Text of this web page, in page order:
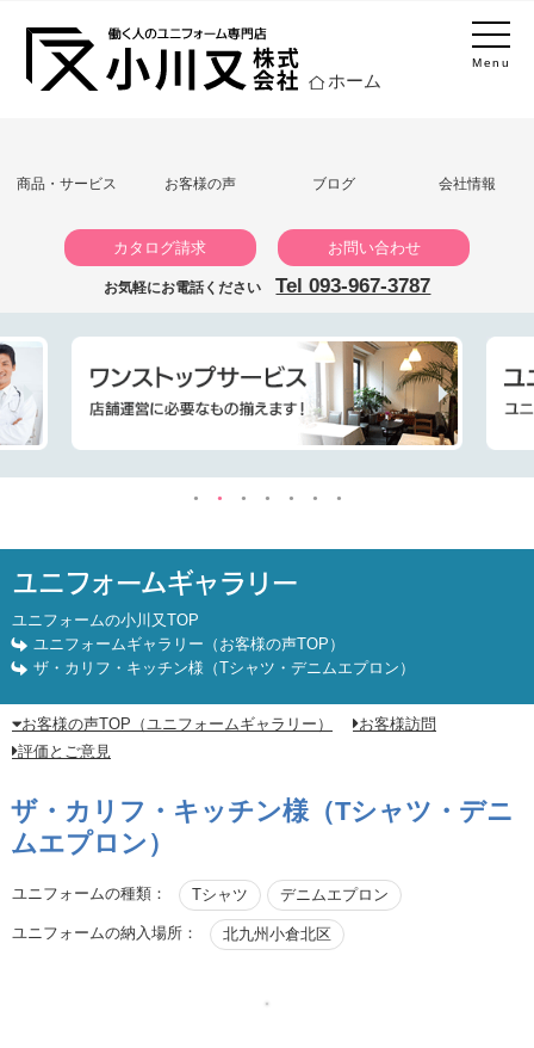
Menu
ホーム
商品・サービス お客様の声 ブログ 会社情報
カタログ請求 お問い合わせ
お気軽にお電話ください Tel 093-967-3787
ユニフォームギャラリー
ユニフォームの小川又TOP
ユニフォームギャラリー（お客様の声TOP）
ザ・カリフ・キッチン様（Tシャツ・デニムエプロン）
お客様の声TOP（ユニフォームギャラリー）
お客様訪問
評価とご意見
ザ・カリフ・キッチン様（Tシャツ・デニ
ムエプロン）
ユニフォームの種類： Tシャツ デニムエプロン
ユニフォームの納入場所： 北九州小倉北区